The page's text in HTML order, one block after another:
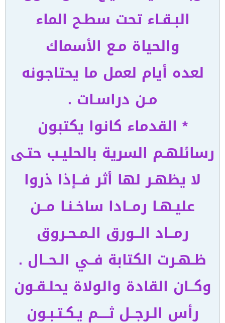
البـقـاء تحت سطـح الماء
والحياة مـع الأسماك
لعده أيام لعمل ما يحتاجونه
مـن دراسـات .
* القدماء كانوا يكتبون
رسائلهـم السرية بالحليـب حتـى
لا يظهـر لها أثر فــإذا ذروا
عليـهـا رمــادا ساخـنـا مــن
رمــاد الــورق الـمـحـروق
ظـهـرت الكتابة فــي الـحــال .
وكــان القادة والولاة يحلـقـون
رأس الـرجــل ثــــم يـكـتـبـون